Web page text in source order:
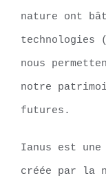
nature ont
technologies
nous
notre
futures.
Ianus est
créée par la